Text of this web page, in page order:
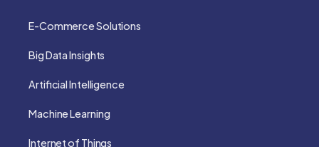
E-Commerce Solutions
Big Data Insights
Artificial Intelligence
Machine Learning
Internet of Things